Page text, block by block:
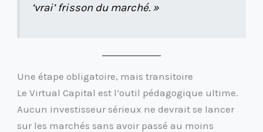
‘vrai’ frisson du marché. »
Une étape obligatoire, mais transitoire
Le Virtual Capital est l’outil pédagogique ultime.
Aucun investisseur sérieux ne devrait se lancer
sur les marchés sans avoir passé au moins